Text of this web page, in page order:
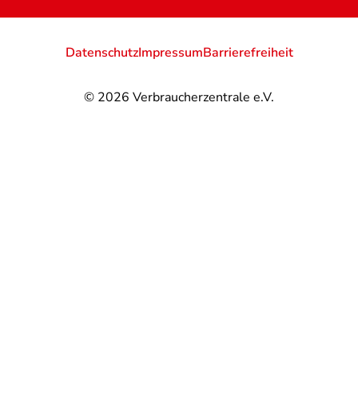
© 2026 Verbraucherzentrale e.V.
DatenschutzImpressumBarrierefreiheit